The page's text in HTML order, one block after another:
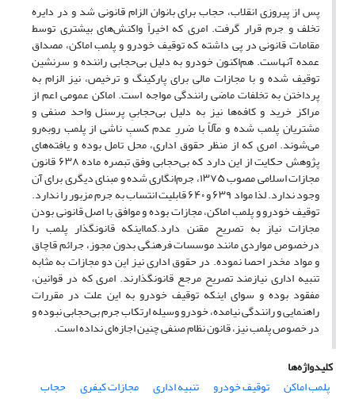
پس از پیروزی انقلاب، حجاب برای بانوان الزام قانونی شد و در دایره
تخلف و جرم قرار گرفت. امری که اخیراً واکنش‌های بیشتری توسط
مقامات قانونی در پی داشته که توقیف خودرو و پلمب اماکن، مصداق
عمده آنهاست. هم‌اکنون خودرو به دلیل بی‌حجابی راننده و سرنشین
توقیف شده و با مجازات مالی برای پارکینگ و ترخیص، نیز الزام به
پرداختن به تخلفات ماضی رانندگی مواجه است. اماکن عمومی اعم از
مراکز خرید و کافه‌ها نیز به دلیل بی‌حجابیِ پرسنل واحد صنفی و
مشتریان پلمب شده و مآلاً با ضررِ عدم کسبِ ناشی از پلمب روبه‌رو
می‌شوند. امری که از منظر حقوق اداری، محل تامل بوده و یافته‌های
پژوهش حکایت از این دارد که بی‌حجابی وفق تبصره ماده ۶۳۸ قانون
مجازات اسلامی مصوب ۱۳۷۵، جرم‌انگاری شده و مبنای دیگری برای آن
وجود ندارد. لذا مواد ۶۳۹ و ۶۴۰ قابلیت انتساب به جرم مزبور را ندارد.
توقیف خودرو و پلمب اماکن، مجازات بوده و موافق با اصل قانونی بودن
مجازات نیاز به تصریح مقنن دارد.کمااینکه قانونگذار پلمب را
درخصوص مواردی مانند موسسات فرهنگی بدون مجوز، جرائم قاچاق
و مواد مخدر احصا نموده. در حقوق اداری نیز این دو مجازات به مثابه
تنبیه اداری نیازمند تصریح مرجع قانونگذارند. امری که در قوانین،
مفقود بوده و سوای اینکه توقیف خودرو به این علت در مقررات
راهنمایی و رانندگی نیامده، خودرو وسیله ارتکاب جرم بی‌حجابی نبوده و
در خصوص پلمب نیز، قانون نظام صنفی چنین اجازه‌ای نداده است.
کلیدواژه‌ها
پلمب اماکن
توقیف خودرو تنبیه اداری مجازات کیفری
حجاب